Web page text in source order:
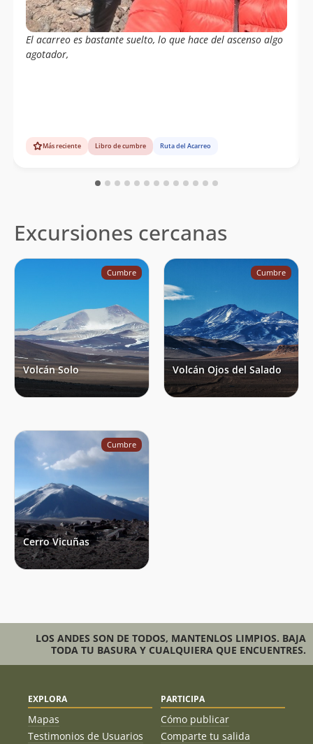
El acarreo es bastante suelto, lo que hace del ascenso algo
agotador,
Más reciente Libro de cumbre Ruta del Acarreo
Excursiones cercanas
Cumbre
Volcán Solo
Cumbre
Volcán Ojos del Salado
Cumbre
Cerro Vicuñas
LOS ANDES SON DE TODOS, MANTENLOS LIMPIOS. BAJA
TODA TU BASURA Y CUALQUIERA QUE ENCUENTRES.
EXPLORA
Mapas
Testimonios de Usuarios
PARTICIPA
Cómo publicar
Comparte tu salida